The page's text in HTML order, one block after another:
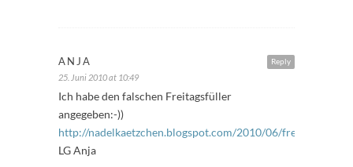
Reply
ANJA
25. Juni 2010 at 10:49
Ich habe den falschen Freitagsfüller
angegeben:-))
http://nadelkaetzchen.blogspot.com/2010/06/
LG Anja